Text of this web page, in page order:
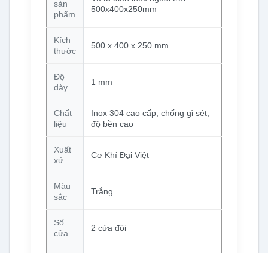
sản
phẩm
500x400x250mm
Kích
thước
500 x 400 x 250 mm
Độ
dày
1 mm
Chất
liệu
Inox 304 cao cấp, chống gỉ sét,
độ bền cao
Xuất
xứ
Cơ Khí Đại Việt
Màu
sắc
Trắng
Số
cửa
2 cửa đôi